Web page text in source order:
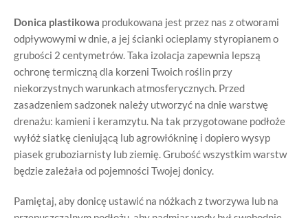
Donica plastikowa produkowana jest przez nas z otworami
odpływowymi w dnie, a jej ścianki ocieplamy styropianem o
grubości 2 centymetrów. Taka izolacja zapewnia lepszą
ochronę termiczną dla korzeni Twoich roślin przy
niekorzystnych warunkach atmosferycznych. Przed
zasadzeniem sadzonek należy utworzyć na dnie warstwę
drenażu: kamieni i keramzytu. Na tak przygotowane podłoże
wyłóż siatkę cieniującą lub agrowłókninę i dopiero wysyp
piasek gruboziarnisty lub ziemię. Grubość wszystkim warstw
będzie zależała od pojemności Twojej donicy.
Pamiętaj, aby donicę ustawić na nóżkach z tworzywa lub na